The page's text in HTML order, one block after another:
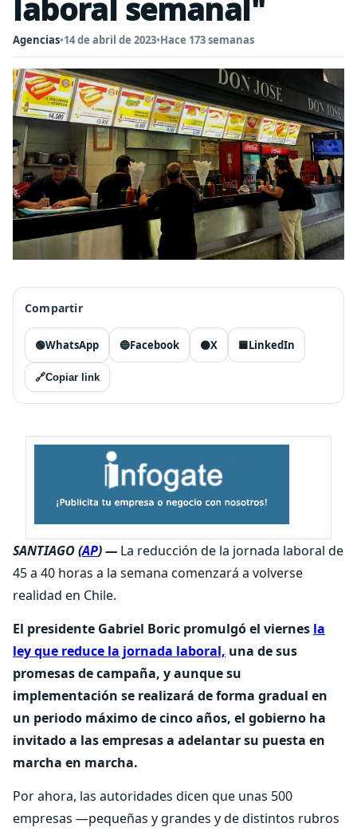
laboral semanal"
Agencias•14 de abril de 2023•Hace 173 semanas
Compartir
🟢WhatsApp 🔵Facebook ⚫X 🟦LinkedIn
🔗Copiar link
SANTIAGO (AP) — La reducción de la jornada laboral de
45 a 40 horas a la semana comenzará a volverse
realidad en Chile.
El presidente Gabriel Boric promulgó el viernes la
ley que reduce la jornada laboral, una de sus
promesas de campaña, y aunque su
implementación se realizará de forma gradual en
un periodo máximo de cinco años, el gobierno ha
invitado a las empresas a adelantar su puesta en
marcha en marcha.
Por ahora, las autoridades dicen que unas 500
empresas —pequeñas y grandes y de distintos rubros